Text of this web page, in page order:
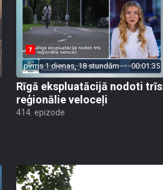
pirms 1 dienas, 18 stundām 00:01:35
Rīgā ekspluatācijā nodoti trīs
reģionālie veloceļi
414. epizode